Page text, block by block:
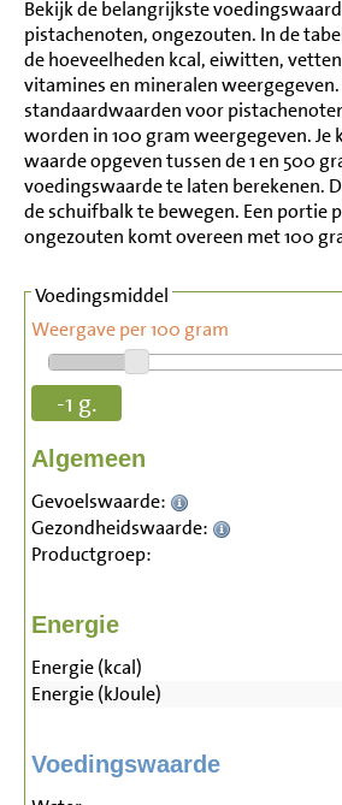
Bekijk de belangrijkste
pistachenoten, ongezouten. In de
de hoeveelheden kcal, eiwitten,
vitamines en mineralen weergegeven.
standaardwaarden voor
worden in 100 gram weergegeven. Je
waarde opgeven tussen de 1 en 500
voedingswaarde te laten berekenen.
de schuifbalk te bewegen. Een portie
ongezouten komt overeen met 100
Voedingsmiddel
Weergave per 100 gram
-1 g.
Algemeen
Gevoelswaarde:
Gezondheidswaarde:
Productgroep:
Energie
Energie (kcal)
Energie (kJoule)
Voedingswaarde